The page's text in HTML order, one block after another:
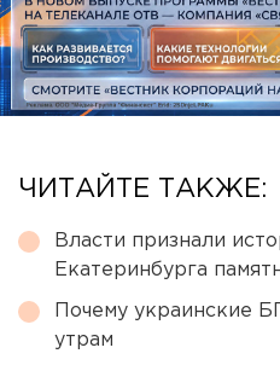
ЧИТАЙТЕ ТАКЖЕ:
Власти признали
Екатеринбурга
Почему украинские
утрам